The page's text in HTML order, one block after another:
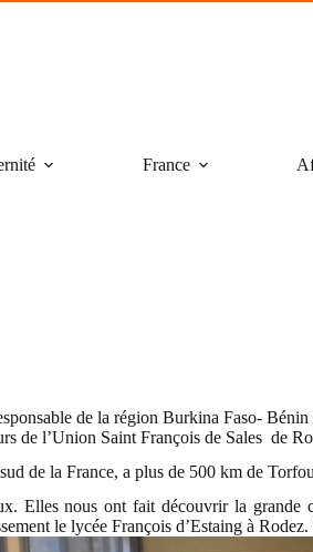
France
de la région Burkina Faso-
de l’Union Saint François de Sales de
de la France, a plus de 500 km de
Elles nous ont fait découvrir la
le lycée François d’Estaing à